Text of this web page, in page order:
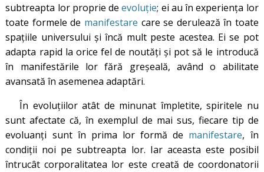
subtreapta lor proprie deevoluție; ei au în experiența lor
toate formele de manifestare care se derulează în toate
spațiile universului și încă mult peste acestea. Ei se pot
adapta rapid la orice fel de noutăți și pot să le introducă
în manifestările lor fără greșeală, având o abilitate
avansată în asemenea adaptări.
În evoluțiilor atât de minunat împletite, spiritele nu
sunt afectate că, în exemplul de mai sus, fiecare tip de
evoluanți sunt în prima lor formă de manifestare, în
condiții noi pe subtreapta lor. Iar aceasta este posibil
întrucât corporalitatea lor este creată de coordonatorii